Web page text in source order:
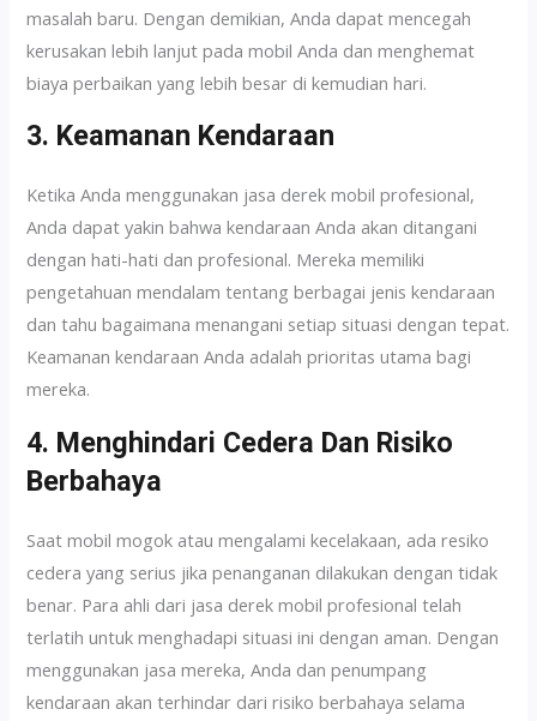
masalah baru. Dengan demikian, Anda dapat mencegah
kerusakan lebih lanjut pada mobil Anda dan menghemat
biaya perbaikan yang lebih besar di kemudian hari.
3. Keamanan Kendaraan
Ketika Anda menggunakan jasa derek mobil profesional,
Anda dapat yakin bahwa kendaraan Anda akan ditangani
dengan hati-hati dan profesional. Mereka memiliki
pengetahuan mendalam tentang berbagai jenis kendaraan
dan tahu bagaimana menangani setiap situasi dengan tepat.
Keamanan kendaraan Anda adalah prioritas utama bagi
mereka.
4. Menghindari Cedera Dan Risiko
Berbahaya
Saat mobil mogok atau mengalami kecelakaan, ada resiko
cedera yang serius jika penanganan dilakukan dengan tidak
benar. Para ahli dari jasa derek mobil profesional telah
terlatih untuk menghadapi situasi ini dengan aman. Dengan
menggunakan jasa mereka, Anda dan penumpang
kendaraan akan terhindar dari risiko berbahaya selama